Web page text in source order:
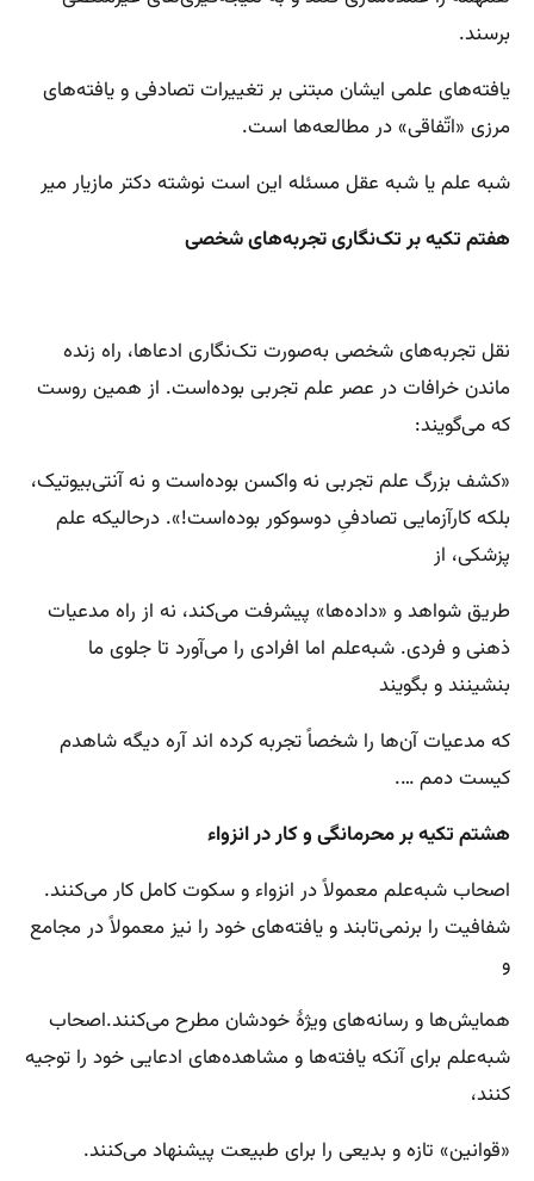
برسند.
یافته‌های علمی ایشان مبتنی بر تغییرات تصادفی و یافته‌های
مرزی «اتّفاقی» در مطالعه‌ها است.
شبه علم یا شبه عقل مسئله این است نوشته دکتر مازیار میر
هفتم تکیه بر تک‌نگاری تجربه‌های شخصی
نقل تجربه‌های شخصی به‌صورت تک‌نگاری ادعاها، راه زنده
ماندن خرافات در عصر علم تجربی بوده‌است. از همین روست
که می‌گویند:
«کشف بزرگ علم تجربی نه واکسن بوده‌است و نه آنتی‌بیوتیک،
بلکه کارآزمایی تصادفیِ دوسوکور بوده‌است!». درحالیکه علم
پزشکی، از
طریق شواهد و «داده‌ها» پیشرفت می‌کند، نه از راه مدعیات
ذهنی و فردی. شبه‌علم اما افرادی را می‌آورد تا جلوی ما
بنشینند و بگویند
که مدعیات آن‌ها را شخصاً تجربه کرده‌ اند آره دیگه شاهدم
کیست دمم ….
هشتم تکیه بر محرمانگی وکار در انزواء
اصحاب شبه‌علم معمولاً در انزواء و سکوت کامل کار می‌کنند.
شفافیت را برنمی‌تابند و یافته‌های خود را نیز معمولاً در مجامع
و
همایش‌ها و رسانه‌های ویژهٔ خودشان مطرح می‌کنند.اصحاب
شبه‌علم برای آنکه یافته‌ها و مشاهده‌های ادعایی خود را توجیه
کنند،
«قوانین» تازه و بدیعی را برای طبیعت پیشنهاد می‌کنند.